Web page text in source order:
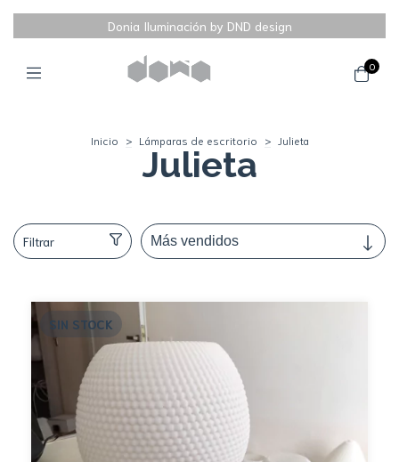
Donia Iluminación by DND design
0
Inicio > Lámparas de escritorio > Julieta
Julieta
Filtrar
SIN STOCK